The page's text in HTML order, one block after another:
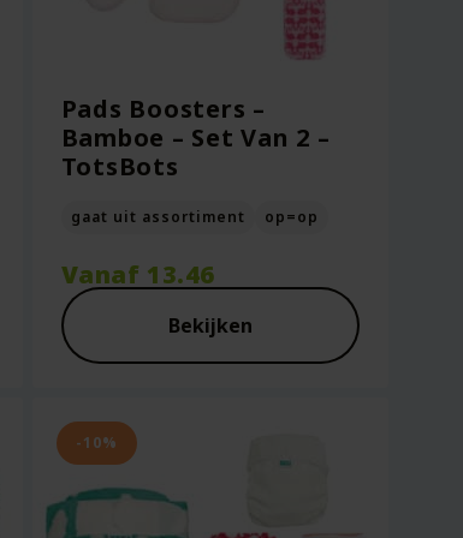
Pads Boosters –
Bamboe – Set Van 2 –
TotsBots
gaat uit assortiment op=op
Vanaf 13.46
Bekijken
-10%